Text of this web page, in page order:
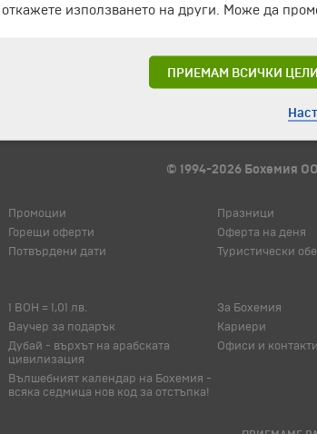
© 1994-2026 Бохемия
Промоции
Горещи оферти
Потвърдени дати
Празници
Оферта на деня
Туристически
1 BOH = 1,01 лв.
Ваучер за подарък
Дубай - върхът на арабската
цивилизация
Вълшебният календар на Бохемия -
всяка седмица нов код за отстъпка!
За Бохемия
Кариери
Офиси и контакти
използването на други. Може да
ПРИЕМАМ ВСИЧКИ ЦЕЛИ